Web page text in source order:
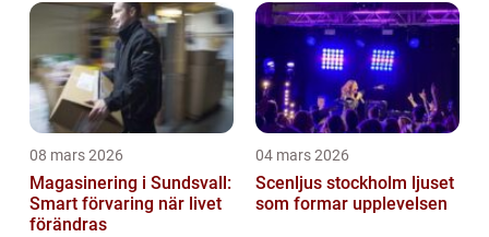
08 mars 2026
Magasinering i Sundsvall:
Smart förvaring när livet
förändras
04 mars 2026
Scenljus stockholm ljuset
som formar upplevelsen